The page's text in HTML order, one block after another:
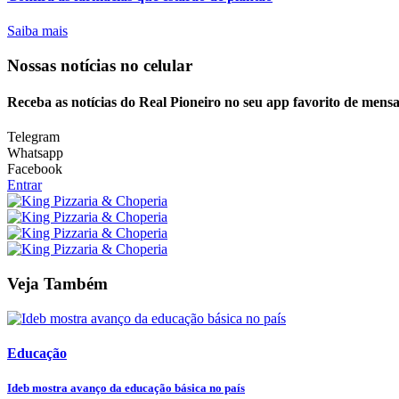
Saiba mais
Nossas notícias no celular
Receba as notícias do Real Pioneiro no seu app favorito de
Telegram
Whatsapp
Facebook
Entrar
Veja Também
Educação
Ideb mostra avanço da educação básica no país